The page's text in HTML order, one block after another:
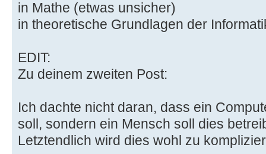
in Mathe (etwas unsicher)
in theoretische Grundlagen der
EDIT:
Zu deinem zweiten Post:
Ich dachte nicht daran, dass ein
soll, sondern ein Mensch soll dies
Letztendlich wird dies wohl zu